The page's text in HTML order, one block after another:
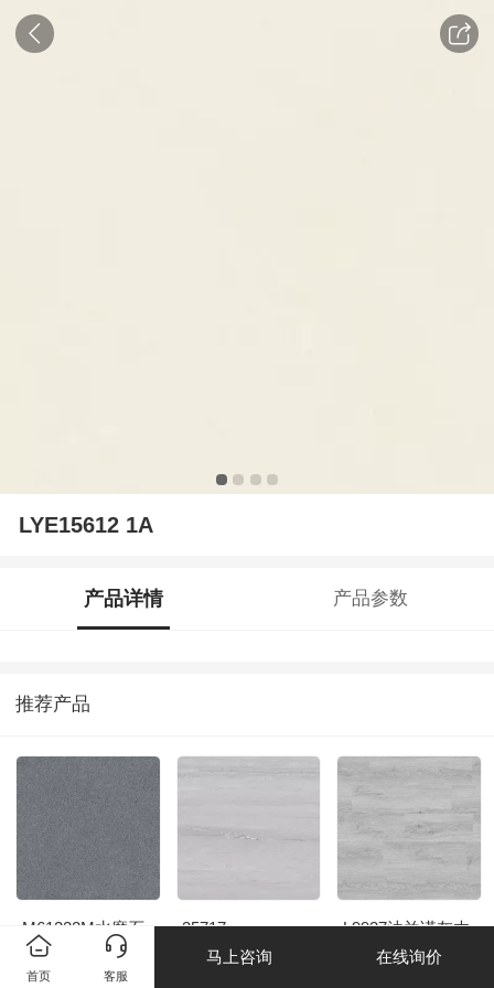
LYE15612 1A
产品详情 产品参数
推荐产品
M61222M水磨石
深灰
35717
L9937法兰诺灰木
首页 客服
马上咨询 在线询价